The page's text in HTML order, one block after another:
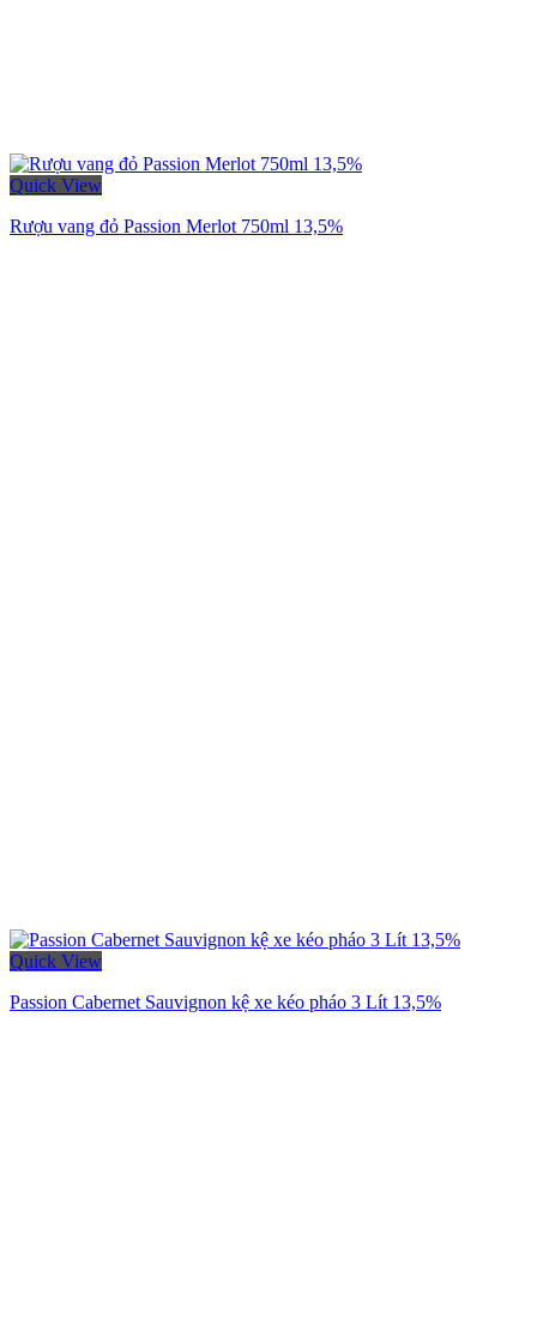
Quick View
Rượu vang đỏ Passion Merlot 750ml 13,5%
Quick View
Passion Cabernet Sauvignon kệ xe kéo pháo 3 Lít 13,5%